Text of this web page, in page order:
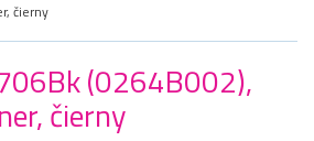
čierny
(0264B002),
čierny